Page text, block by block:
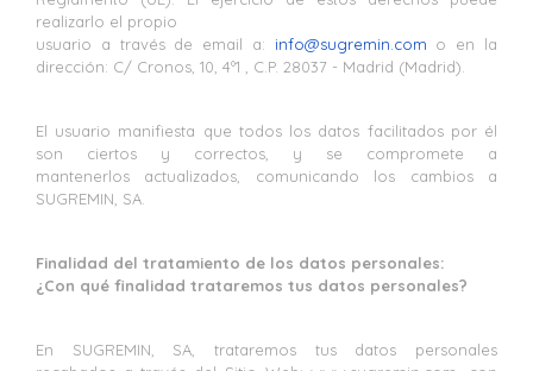
realizarlo el propio
usuario a través de email a: info@sugremin.com o en la
dirección: C/ Cronos, 10, 4º1 , C.P. 28037 - Madrid (Madrid).
El usuario manifiesta que todos los datos facilitados por él
son ciertos y correctos, y se compromete a
mantenerlos actualizados, comunicando los cambios a
SUGREMIN, SA.
Finalidad del tratamiento de los datos personales:
¿Con qué finalidad trataremos tus datos personales?
En SUGREMIN, SA, trataremos tus datos personales